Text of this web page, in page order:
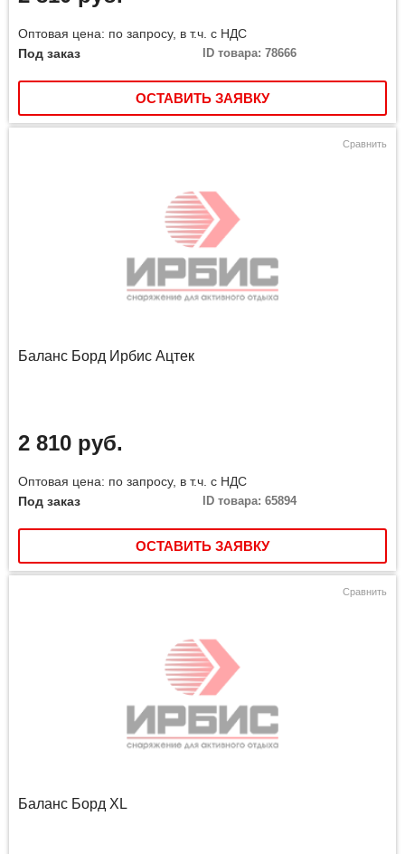
Оптовая цена: по запросу, в т.ч. с НДС
Под заказ
ID товара: 78666
ОСТАВИТЬ ЗАЯВКУ
Сравнить
Баланс Борд Ирбис Ацтек
2 810 руб.
Оптовая цена: по запросу, в т.ч. с НДС
Под заказ
ID товара: 65894
ОСТАВИТЬ ЗАЯВКУ
Сравнить
Баланс Борд XL